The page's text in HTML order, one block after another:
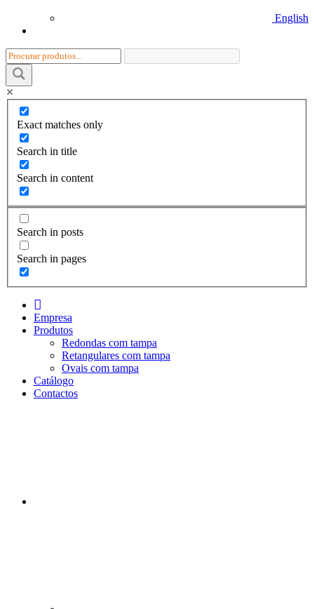
English
Exact matches only
Search in title
Search in content
Search in posts
Search in pages
n
i
Empresa
Produtos
Redondas com tampa
Retangulares com tampa
Ovais com tampa
Catálogo
Contactos